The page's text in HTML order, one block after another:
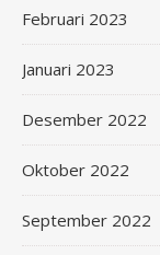
Februari 2023
Januari 2023
Desember 2022
Oktober 2022
September 2022